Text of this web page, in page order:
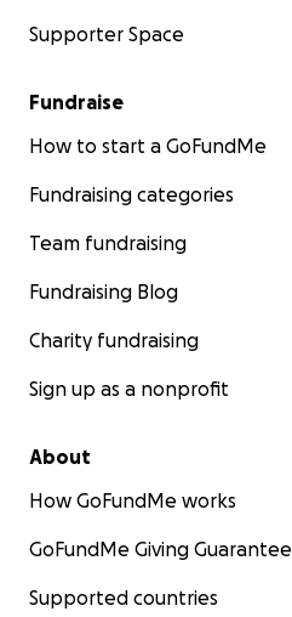
Supporter Space
Fundraise
How to start a GoFundMe
Fundraising categories
Team fundraising
Fundraising Blog
Charity fundraising
Sign up as a nonprofit
About
How GoFundMe works
GoFundMe Giving Guarantee
Supported countries